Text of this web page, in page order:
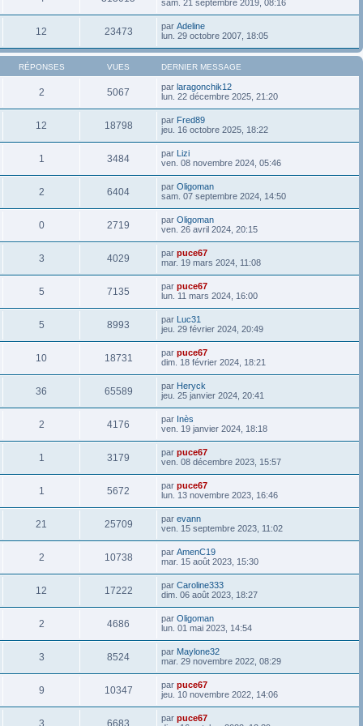
sam. 21 septembre 2019, 08:16
12 23473 par Adeline
lun. 29 octobre 2007, 18:05
RÉPONSES VUES DERNIER MESSAGE
2 5067 par laragonchik12
lun. 22 décembre 2025, 21:20
12 18798 par Fred89
jeu. 16 octobre 2025, 18:22
1 3484 par Lizi
ven. 08 novembre 2024, 05:46
2 6404 par Oligoman
sam. 07 septembre 2024, 14:50
0 2719 par Oligoman
ven. 26 avril 2024, 20:15
3 4029 par puce67
mar. 19 mars 2024, 11:08
5 7135 par puce67
lun. 11 mars 2024, 16:00
5 8993 par Luc31
jeu. 29 février 2024, 20:49
10 18731 par puce67
dim. 18 février 2024, 18:21
36 65589 par Heryck
jeu. 25 janvier 2024, 20:41
2 4176 par Inès
ven. 19 janvier 2024, 18:18
1 3179 par puce67
ven. 08 décembre 2023, 15:57
1 5672 par puce67
lun. 13 novembre 2023, 16:46
21 25709 par evann
ven. 15 septembre 2023, 11:02
2 10738 par AmenC19
mar. 15 août 2023, 15:30
12 17222 par Caroline333
dim. 06 août 2023, 18:27
2 4686 par Oligoman
lun. 01 mai 2023, 14:54
3 8524 par Maylone32
mar. 29 novembre 2022, 08:29
9 10347 par puce67
jeu. 10 novembre 2022, 14:06
3 6683 par puce67